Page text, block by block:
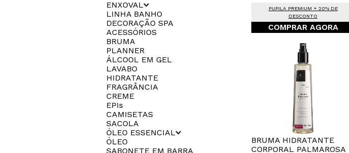
ENXOVAL
LINHA BANHO
DECORAÇÃO SPA
ACESSÓRIOS
BRUMA
PLANNER
ÁLCOOL EM GEL
LAVABO
HIDRATANTE
FRAGRÂNCIA
CREME
EPIs
CAMISETAS
SACOLA
ÓLEO ESSENCIAL
ÓLEO
SABONETE EM BARRA
PUPILA PREMIUM + 20% DE
DESCONTO
COMPRAR AGORA
BRUMA HIDRATANTE
CORPORAL PALMAROSA